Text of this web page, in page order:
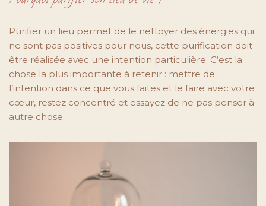
Purifier un lieu permet de le nettoyer des énergies qui
ne sont pas positives pour nous, cette purification doit
être réalisée avec une intention particulière. C’est la
chose la plus importante à retenir : mettre de
l’intention dans ce que vous faites et le faire avec votre
cœur, restez concentré et essayez de ne pas penser à
autre chose.